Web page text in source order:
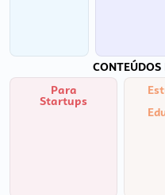
CONTEÚDOS
Para
Startups